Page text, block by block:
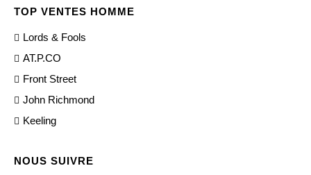
TOP VENTES HOMME
Lords & Fools
AT.P.CO
Front Street
John Richmond
Keeling
NOUS SUIVRE